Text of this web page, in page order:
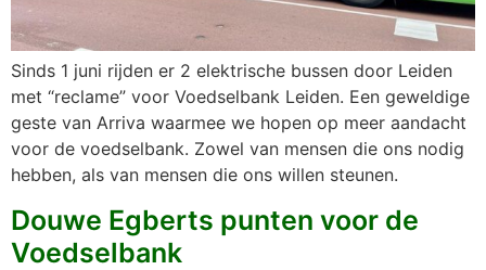
Sinds 1 juni rijden er 2 elektrische bussen door Leiden
met “reclame” voor Voedselbank Leiden. Een geweldige
geste van Arriva waarmee we hopen op meer aandacht
voor de voedselbank. Zowel van mensen die ons nodig
hebben, als van mensen die ons willen steunen.
Douwe Egberts punten voor de
Voedselbank